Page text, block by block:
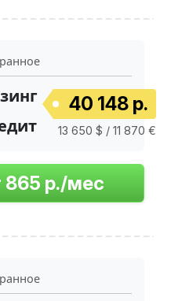
40 148 р.
13 650 $ / 11 870 €